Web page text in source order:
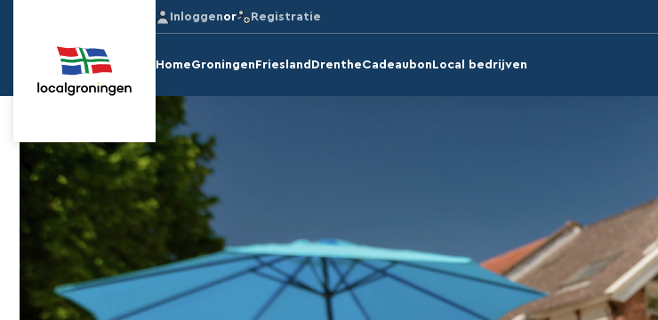
Inloggenor Registratie
HomeGroningen Friesland DrentheCadeaubon Local bedrijven